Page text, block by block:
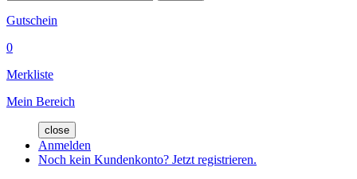
Gutschein
0
Merkliste
Mein Bereich
close
Anmelden
Noch kein Kundenkonto? Jetzt registrieren.